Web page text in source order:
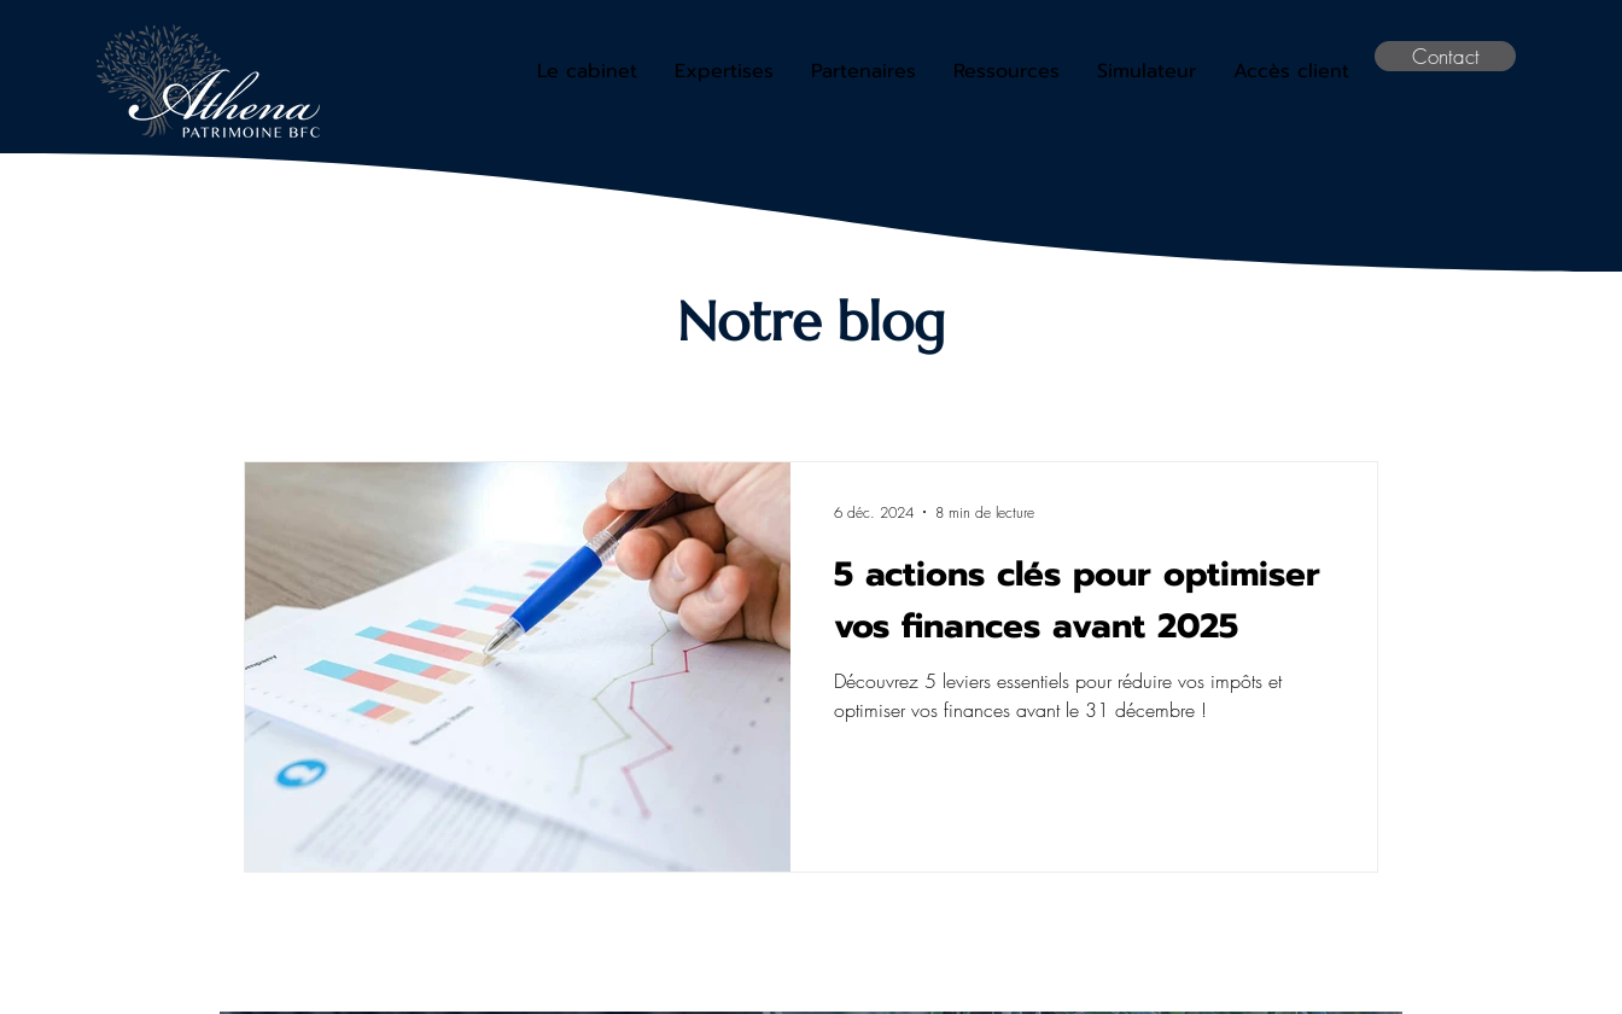
Le cabinet Expertises Partenaires Ressources Simulateur Accès client
Contact
Notre blog
5 actions clés pour optimiser
vos finances avant 2025
Découvrez 5 leviers essentiels pour réduire vos impôts et
optimiser vos finances avant le 31 décembre !
6 déc. 2024 8 min de lecture